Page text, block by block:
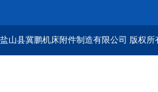
盐山县冀鹏机床附件制造有限公司 版